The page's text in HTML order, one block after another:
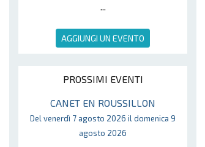
...
AGGIUNGI UN EVENTO
PROSSIMI EVENTI
CANET EN ROUSSILLON
Del venerdì 7 agosto 2026 il domenica 9
agosto 2026